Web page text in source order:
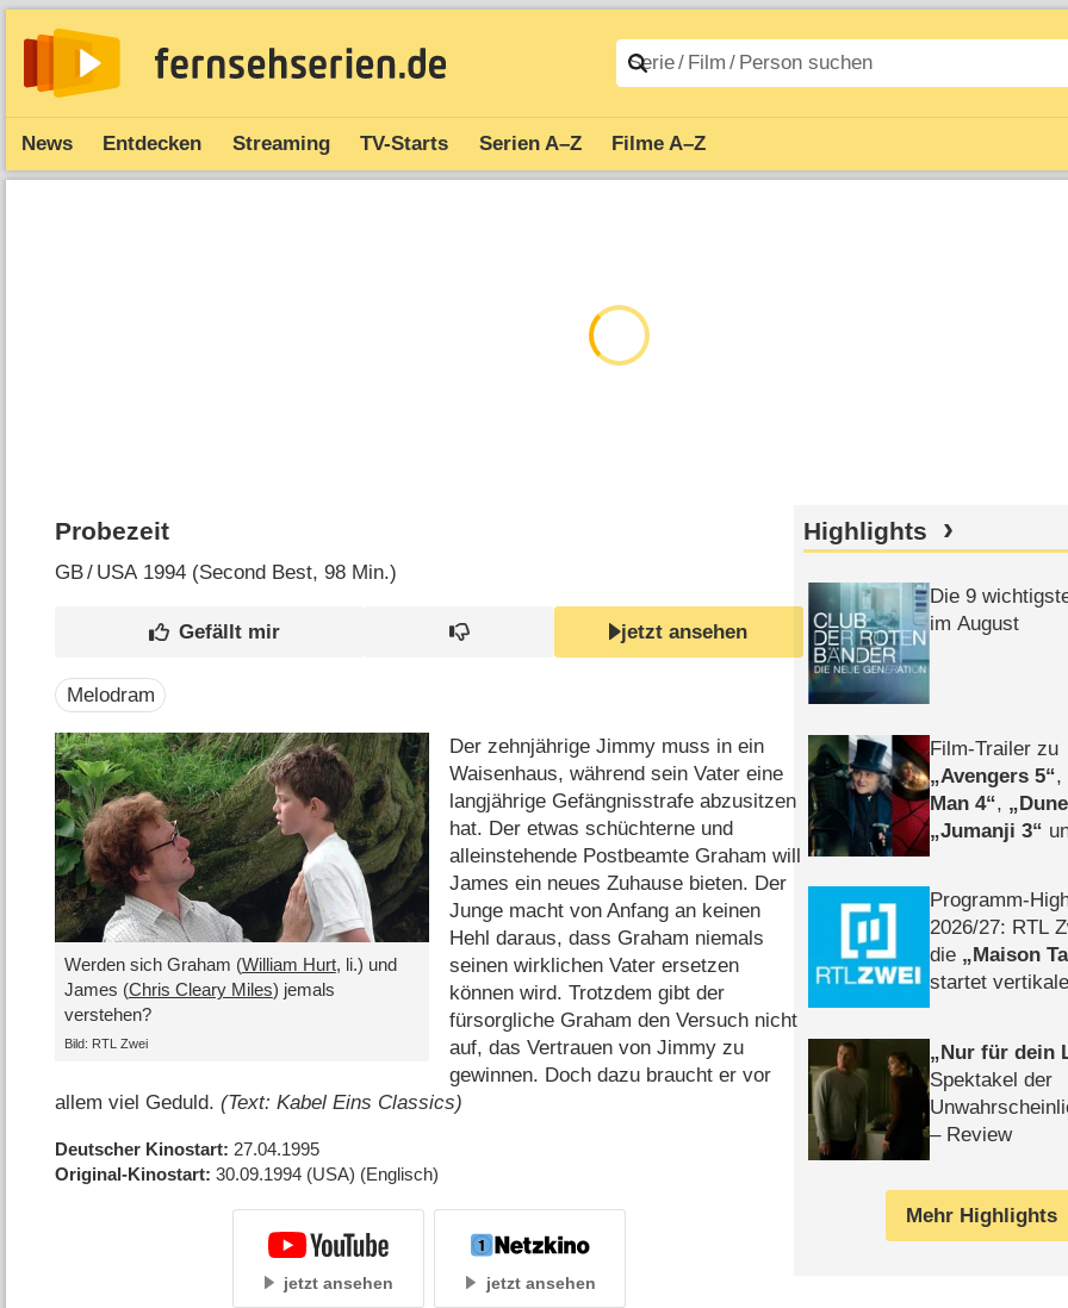
News Entdecken Streaming TV-Starts Serien A–Z Filme A–Z
Probezeit
GB/ USA1994 (Second Best‎, 98 Min.)
jetzt ansehen
Melodram
Werden sich Graham (William Hurt, li.) und
James (Chris Cleary Miles) jemals
verstehen?
Bild: RTL Zwei
Der zehnjährige Jimmy muss in ein
Waisenhaus, während sein Vater eine
langjährige Gefängnisstrafe abzusitzen
hat. Der etwas schüchterne und
alleinstehende Postbeamte Graham will
James ein neues Zuhause bieten. Der
Junge macht von Anfang an keinen
Hehl daraus, dass Graham niemals
seinen wirklichen Vater ersetzen
können wird. Trotzdem gibt der
fürsorgliche Graham den Versuch nicht
auf, das Vertrauen von Jimmy zu
gewinnen. Doch dazu braucht er vor
allem viel Geduld.(Text: Kabel Eins Classics)
Deutscher Kinostart 27.04.1995
Original-Kinostart 30.09.1994 (USA) (Englisch)
jetzt ansehen jetzt ansehen
Highlights
Die 9
im August
Film-Trailer zu
Avengers 5 ,
Man 4 ,
Jumanji 3
Programm-
2026/​27: RTL
die
Maison
startet
Nur für dein
Spektakel der
– Review
Mehr Highlights